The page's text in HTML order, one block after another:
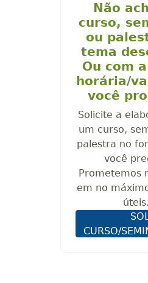
Não
curso,
ou
tema
Ou com
horária/
você
Solicite a
um curso,
palestra no
você
Prometemos
em no
úteis.
CURSO/